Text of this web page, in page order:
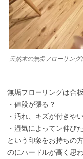
天然木の無垢フローリン
無垢フローリングは合
・値段が張る？
・汚れ、キズが付きや
・湿気によってン伸び
という印象をお持ちの
のにハードルが高く思